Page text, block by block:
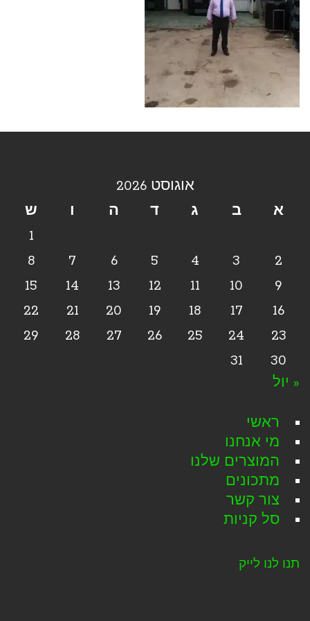
אוגוסט 2026
א
ב ג ד ה ו
ש
1
2
3
4
5
6
7
8
9
10
11
12
13
14
15
16
17
18
19
20
21
22
23
24
25
26
27
28
29
30
31
« יול
ראשי
מי אנחנו
המוצרים שלנו
מתכונים
צור קשר
סל קניות
תנו לנו לייק